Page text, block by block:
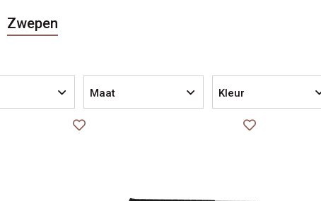
Zwepen
Maat Kleur